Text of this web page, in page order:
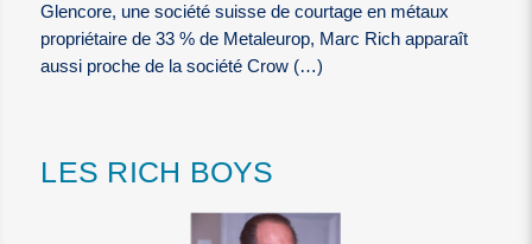
Glencore, une société suisse de courtage en métaux
propriétaire de 33 % de Metaleurop, Marc Rich apparaît
aussi proche de la société Crow (…)
LES RICH BOYS